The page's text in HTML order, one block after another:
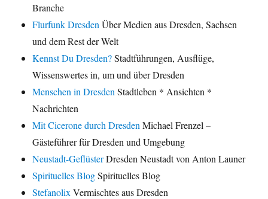
Branche
Flurfunk Dresden Über Medien aus Dresden, Sachsen
und dem Rest der Welt
Kennst Du Dresden?Stadtführungen, Ausflüge,
Wissenswertes in, um und über Dresden
Menschen in Dresden Stadtleben * Ansichten *
Nachrichten
Mit Cicerone durch Dresden Michael Frenzel –
Gästeführer für Dresden und Umgebung
Neustadt-GeflüsterDresden Neustadt von Anton Launer
Spirituelles BlogSpirituelles Blog
Stefanolix Vermischtes aus Dresden